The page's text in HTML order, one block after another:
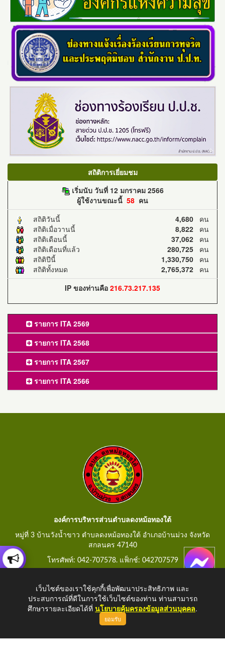
สถิติการเยี่ยมชม
เริ่มนับ วันที่ 12 มกราคม 2566
ผู้ใช้งานขณะนี้ 58 คน
สถิติวันนี้
4,680 คน
สถิติเมื่อวานนี้
8,822 คน
สถิติเดือนนี้
37,062 คน
สถิติเดือนที่แล้ว
280,725 คน
สถิติปีนี้
1,330,750 คน
สถิติทั้งหมด
2,765,372 คน
IP ของท่านคือ 216.73.217.135
รายการ ITA 2569
รายการ ITA 2568
รายการ ITA 2567
รายการ ITA 2566
องค์การบริหารส่วนตำบลดงหม้อทองใต้
หมู่ที่ 3 บ้านวังน้ำขาว ตำบลดงหม้อทองใต้ อำเภอบ้านม่วง จังหวัด
สกลนคร 47140
โทรศัพท์: 042-707578. แฟ็กช์: 042707579
Copyright © 2026 All Right Resive
เว็บไซต์ของเราใช้คุกกี้เพื่อพัฒนาประสิทธิภาพ และ
ประสบการณ์ที่ดีในการใช้เว็บไซต์ของท่าน ท่านสามารถ
ศึกษารายละเอียดได้ที่ นโยบายคุ้มครองข้อมูลส่วนบุคคล.
ยอมรับ